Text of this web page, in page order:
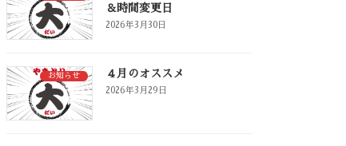
＆時間変更日
2026年3月30日
お知らせ ４月のオススメ
2026年3月29日